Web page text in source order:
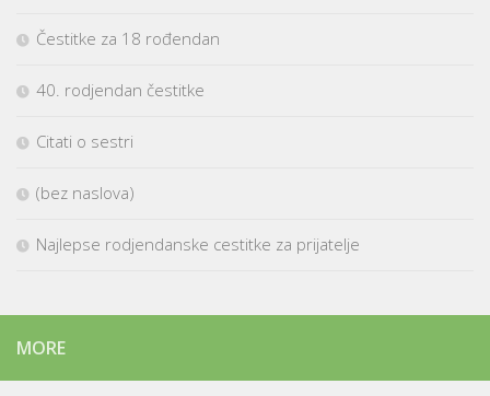
Čestitke za 18 rođendan
40. rodjendan čestitke
Citati o sestri
(bez naslova)
Najlepse rodjendanske cestitke za prijatelje
MORE